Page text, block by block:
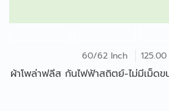
60/62 Inch 125.00
ผ้าโพล่าฟลีส กันไฟฟ้าสถิตย์-ไม่มีเม็ด